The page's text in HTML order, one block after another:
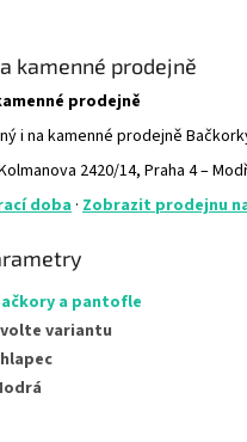
kamenné prodejně
prodejně
i na kamenné prodejně
2420/14, Praha 4 –
doba · Zobrazit prodejnu
a pantofle
variantu